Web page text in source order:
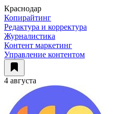
Краснодар
Копирайтинг
Редактура и корректура
Журналистика
Контент маркетинг
Управление контентом
4 августа